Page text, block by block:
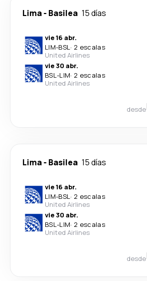
Lima- Basilea 15 días
vie 16 abr.
LIM-BSL· 2 escalas
United Airlines
vie 30 abr.
BSL-LIM· 2 escalas
United Airlines
desde
Lima- Basilea 15 días
vie 16 abr.
LIM-BSL· 2 escalas
United Airlines
vie 30 abr.
BSL-LIM· 2 escalas
United Airlines
desde